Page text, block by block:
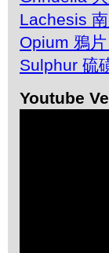
Lachesis
Opium 鴉
Sulphur 硫
Youtube